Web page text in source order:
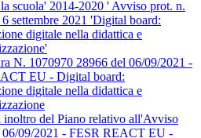
scuola' 2014-2020 ' Avviso prot. n.
settembre 2021 'Digital board:
digitale nella didattica e
N. 1070970 28966 del 06/09/2021 -
EU - Digital board:
digitale nella didattica e
inoltro del Piano relativo all'Avviso
06/09/2021 - FESR REACT EU -